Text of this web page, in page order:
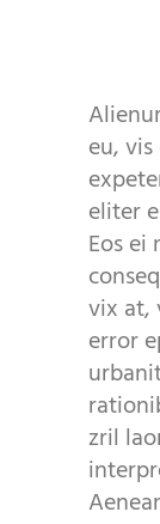
eu,
eliter
Eos ei
vix at,
error
zril